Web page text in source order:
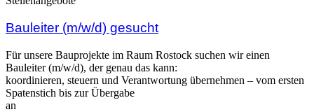
Bauleiter (m/w/d) gesucht
Für unsere Bauprojekte im Raum Rostock suchen wir einen
Bauleiter (m/w/d), der genau das kann:
koordinieren, steuern und Verantwortung übernehmen – vom ersten
Spatenstich bis zur Übergabe
an